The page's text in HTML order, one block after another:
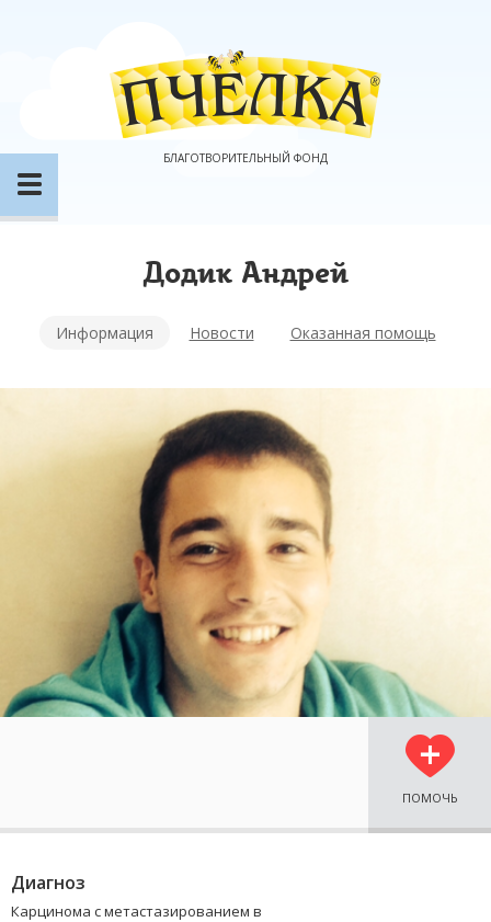
БЛАГОТВОРИТЕЛЬНЫЙ ФОНД
Додик Андрей
Информация Новости Оказанная помощь
ПОМОЧЬ
Диагноз
Карцинома с метастазированием в